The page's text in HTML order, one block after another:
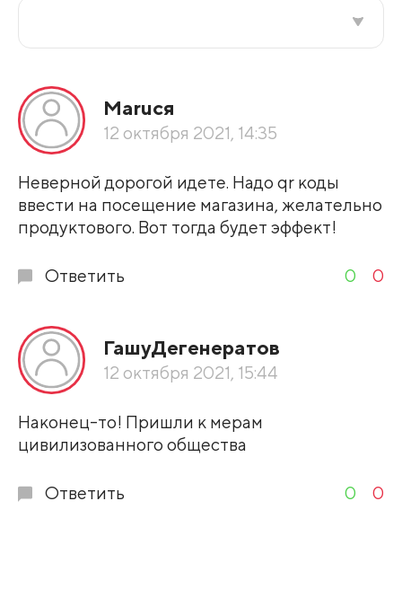
По рейтингу
Развернуть все
Маruся
12 октября 2021, 14:35
Неверной дорогой идете. Надо qr коды
ввести на посещение магазина, желательно
продуктового. Вот тогда будет эффект!
Ответить 0 0
ГашуДегенератов
12 октября 2021, 15:44
Наконец-то! Пришли к мерам
цивилизованного общества
Ответить 0 0